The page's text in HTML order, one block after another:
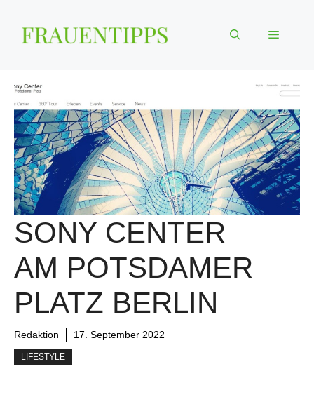
Inhalt
springen
Menü
SONY CENTER
AM POTSDAMER
PLATZ BERLIN
Redaktion 17. September 2022
LIFESTYLE